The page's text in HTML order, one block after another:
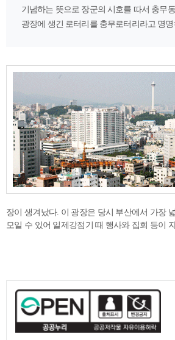
기념하는 뜻으로 장군의 시호를 따서 충무
광장에 생긴 로터리를 충무로터리라고 명
장이 생겨났다. 이 광장은 당시 부산에서 가장
모일 수 있어 일제강점기 때 행사와 집회 등이